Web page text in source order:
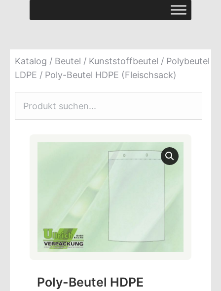
Katalog / Beutel / Kunststoffbeutel / Polybeutel
LDPE / Poly-Beutel HDPE (Fleischsack)
Poly-Beutel HDPE